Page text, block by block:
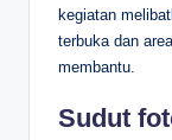
kegiatan
terbuka dan
membantu.
Sudut